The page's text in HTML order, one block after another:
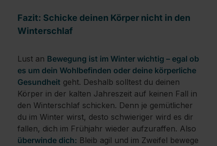
Fazit: Schicke deinen Körper nicht in den
Winterschlaf
Lust an Bewegung ist im Winter wichtig – egal ob
es um dein Wohlbefinden oder deine körperliche
Gesundheit geht. Deshalb solltest du deinen
Körper in der kalten Jahreszeit auf keinen Fall in
den Winterschlaf schicken. Denn je gemütlicher
du im Winter wirst, desto schwieriger wird es dir
fallen, dich im Frühjahr wieder aufzuraffen. Also
überwinde dich: Bleib agil und im Zweifel bewege